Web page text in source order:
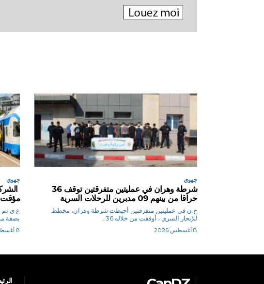
جهوي
شرطة وهران في عمليتين متفرقتين توقف 36
حراقا من بينهم 09 مدبرين للرحلات السرية
ح.ن في عمليتين متفرقتين أحبطت شرطة وهران، مخطط
للإبحار السري ، أوقفت من خلاله 36...
8 أغسطس 2026
جهوي
مؤقت
ع
بصفة
8 أغسطس 2026